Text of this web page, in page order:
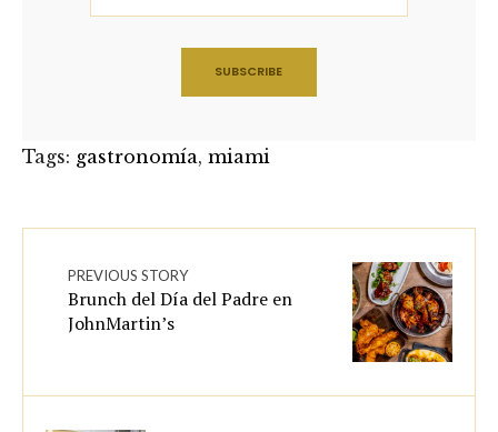
Tags: gastronomía, miami
PREVIOUS STORY
Brunch del Día del Padre en
JohnMartin’s